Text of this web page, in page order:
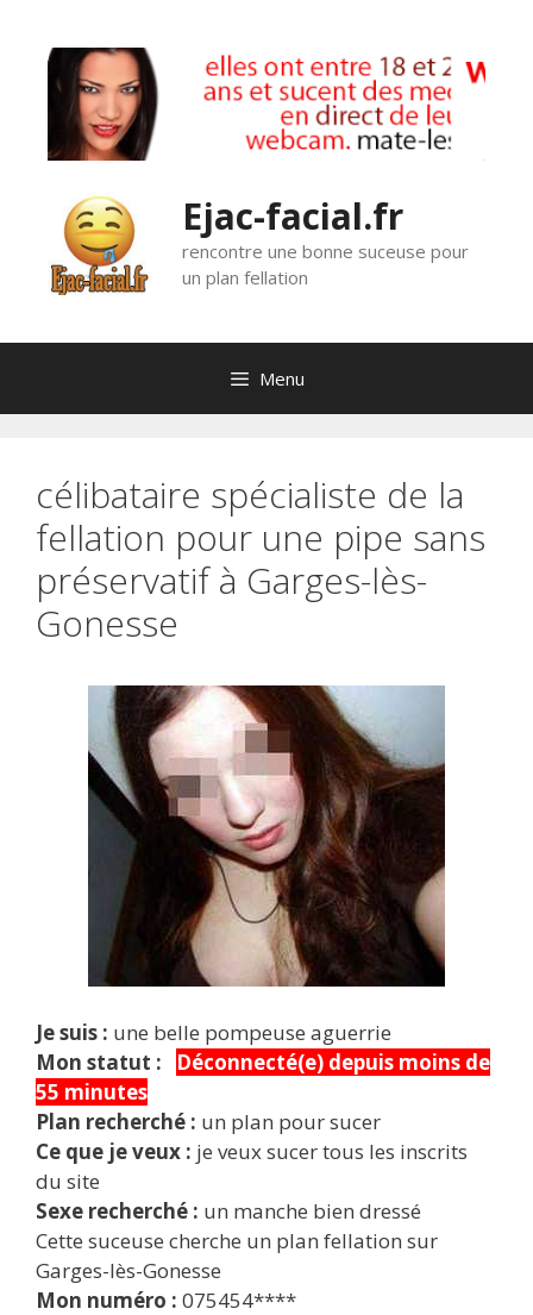
contenu
Ejac-facial.fr
rencontre une bonne suceuse pour
un plan fellation
Menu
célibataire spécialiste de la
fellation pour une pipe sans
préservatif à Garges-lès-
Gonesse
Je suis : une belle pompeuse aguerrie
Mon statut :
Déconnecté(e) depuis moins de
55 minutes
Plan recherché : un plan pour sucer
Ce que je veux : je veux sucer tous les inscrits
du site
Sexe recherché : un manche bien dressé
Cette suceuse cherche un plan fellation sur
Garges-lès-Gonesse
Mon numéro : 075454****